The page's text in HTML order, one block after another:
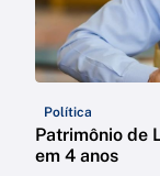
Política
Patrimônio de
em 4 anos